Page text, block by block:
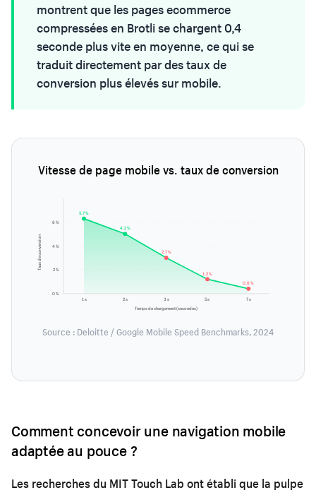
montrent que les pages ecommerce
compressées en Brotli se chargent 0,4
seconde plus vite en moyenne, ce qui se
traduit directement par des taux de
conversion plus élevés sur mobile.
Vitesse de page mobile vs. taux de conversion
0 %
2 %
4 %
6 %
Taux de conversion
Temps de chargement (secondes)
1 s 2 s 3 s 5 s 7 s
5,7 %
4,2 %
2,7 %
1,2 %
0,6 %
Source : Deloitte / Google Mobile Speed Benchmarks, 2024
Comment concevoir une navigation mobile
adaptée au pouce ?
Les recherches du MIT Touch Lab ont établi que la pulpe